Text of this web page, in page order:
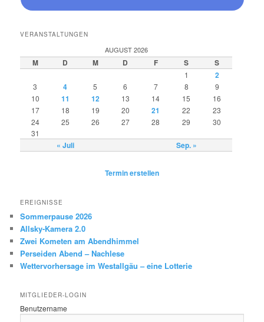
VERANSTALTUNGEN
AUGUST 2026
M D M D F S S
1 2
3 4 5 6 7 8
9
10
11 12 13 14 15
16
17
18 19 20 21 22
23
24
25 26 27 28 29
30
31
« Juli Sep. »
Termin erstellen
EREIGNISSE
Sommerpause 2026
Allsky-Kamera 2.0
Zwei Kometen am Abendhimmel
Perseiden Abend – Nachlese
Wettervorhersage im Westallgäu – eine Lotterie
MITGLIEDER-LOGIN
Benutzername